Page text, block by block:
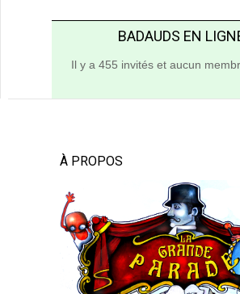
BADAUDS EN
Il y a 455 invités et aucun
À PROPOS